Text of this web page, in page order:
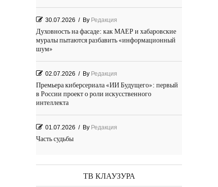
30.07.2026 / By Редакция
Духовность на фасаде: как МАЕР и хабаровские
муралы пытаются разбавить «информационный
шум»
02.07.2026 / By Редакция
Премьера киберсериала «ИИ Будущего»: первый
в России проект о роли искусственного
интеллекта
01.07.2026 / By Редакция
Часть судьбы
29.06.2026 / ByРедакция
День Победы! Посёлок Гидростроитель. 2026 год
ТВ КЛАУЗУРА